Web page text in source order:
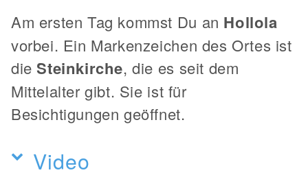
Am ersten Tag kommst Du an Hollola
vorbei. Ein Markenzeichen des Ortes ist
die Steinkirche, die es seit dem
Mittelalter gibt. Sie ist für
Besichtigungen geöffnet.
Video